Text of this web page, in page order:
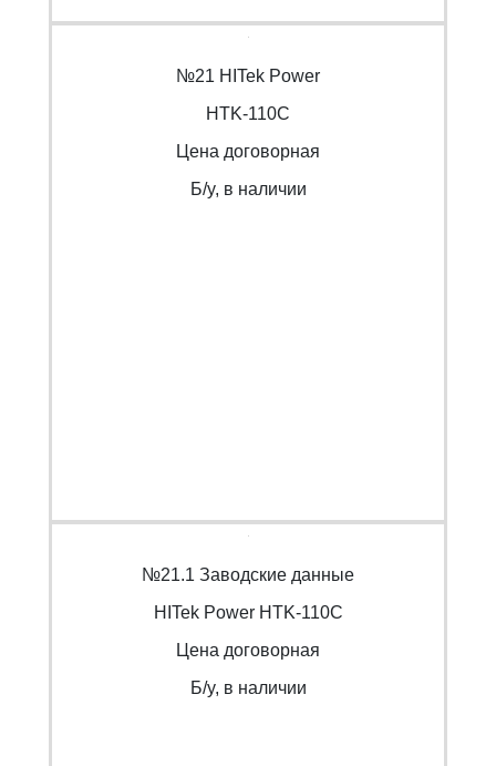
№21 HITek Power
HTK-110C
Цена договорная
Б/y, в наличии
№21.1 Заводские данные
HITek Power HTK-110C
Цена договорная
Б/y, в наличии